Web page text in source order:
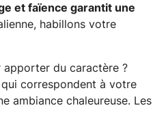
et faïence garantit une
habillons votre
apporter du caractère ?
correspondent à votre
ambiance chaleureuse. Les